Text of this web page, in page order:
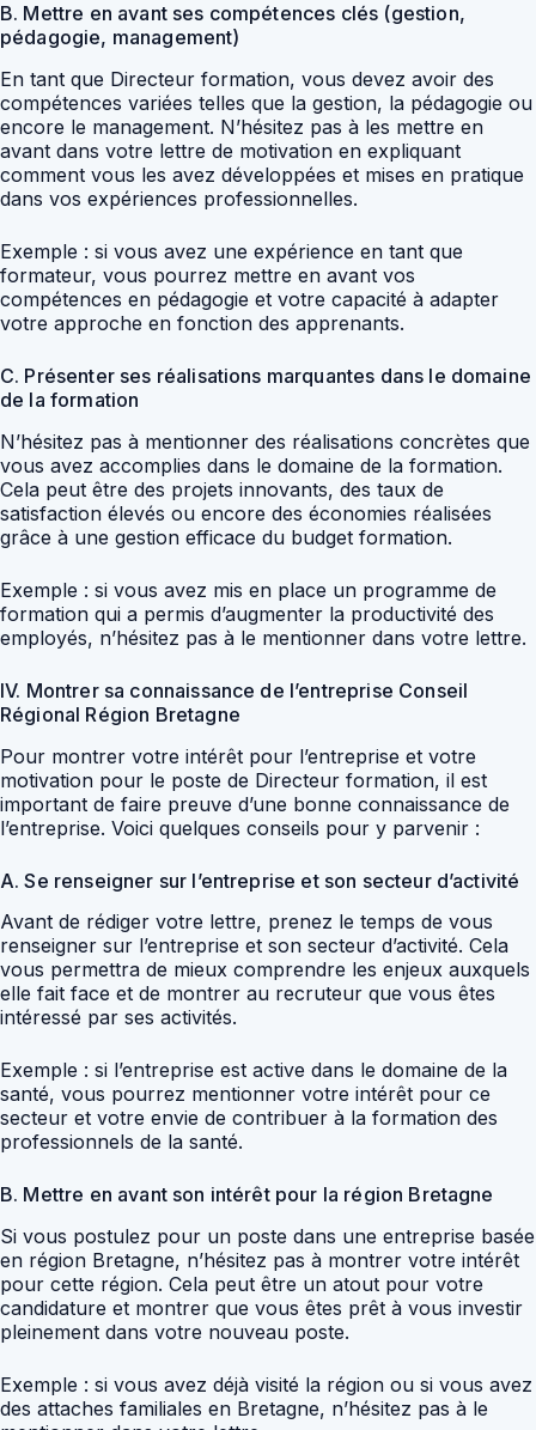
B. Mettre en avant ses compétences clés (gestion,
pédagogie, management)
En tant que Directeur formation, vous devez avoir des
compétences variées telles que la gestion, la pédagogie ou
encore le management. N’hésitez pas à les mettre en
avant dans votre lettre de motivation en expliquant
comment vous les avez développées et mises en pratique
dans vos expériences professionnelles.
Exemple : si vous avez une expérience en tant que
formateur, vous pourrez mettre en avant vos
compétences en pédagogie et votre capacité à adapter
votre approche en fonction des apprenants.
C. Présenter ses réalisations marquantes dans le domaine
de la formation
N’hésitez pas à mentionner des réalisations concrètes que
vous avez accomplies dans le domaine de la formation.
Cela peut être des projets innovants, des taux de
satisfaction élevés ou encore des économies réalisées
grâce à une gestion efficace du budget formation.
Exemple : si vous avez mis en place un programme de
formation qui a permis d’augmenter la productivité des
employés, n’hésitez pas à le mentionner dans votre lettre.
IV. Montrer sa connaissance de l’entreprise Conseil
Régional Région Bretagne
Pour montrer votre intérêt pour l’entreprise et votre
motivation pour le poste de Directeur formation, il est
important de faire preuve d’une bonne connaissance de
l’entreprise. Voici quelques conseils pour y parvenir :
A. Se renseigner sur l’entreprise et son secteur d’activité
Avant de rédiger votre lettre, prenez le temps de vous
renseigner sur l’entreprise et son secteur d’activité. Cela
vous permettra de mieux comprendre les enjeux auxquels
elle fait face et de montrer au recruteur que vous êtes
intéressé par ses activités.
Exemple : si l’entreprise est active dans le domaine de la
santé, vous pourrez mentionner votre intérêt pour ce
secteur et votre envie de contribuer à la formation des
professionnels de la santé.
B. Mettre en avant son intérêt pour la région Bretagne
Si vous postulez pour un poste dans une entreprise basée
en région Bretagne, n’hésitez pas à montrer votre intérêt
pour cette région. Cela peut être un atout pour votre
candidature et montrer que vous êtes prêt à vous investir
pleinement dans votre nouveau poste.
Exemple : si vous avez déjà visité la région ou si vous avez
des attaches familiales en Bretagne, n’hésitez pas à le